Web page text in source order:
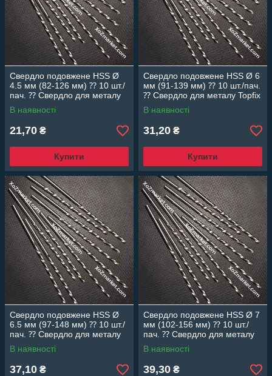
Свердло подовжене HSS Ø
4.5 мм (82-126 мм) ⁇ 10 шт./
пач. ⁇ Свердло для металу
Topfix
В наявності
21,70 ₴
Купити
Свердло подовжене HSS Ø 6
мм (91-139 мм) ⁇ 10 шт./пач.
⁇ Свердло для металу Topfix
В наявності
31,20 ₴
Купити
Свердло подовжене HSS Ø
6.5 мм (97-148 мм) ⁇ 10 шт./
пач. ⁇ Свердло для металу
Topfix
В наявності
37,10 ₴
Свердло подовжене HSS Ø 7
мм (102-156 мм) ⁇ 10 шт./
пач. ⁇ Свердло для металу
Topfix
В наявності
39,30 ₴